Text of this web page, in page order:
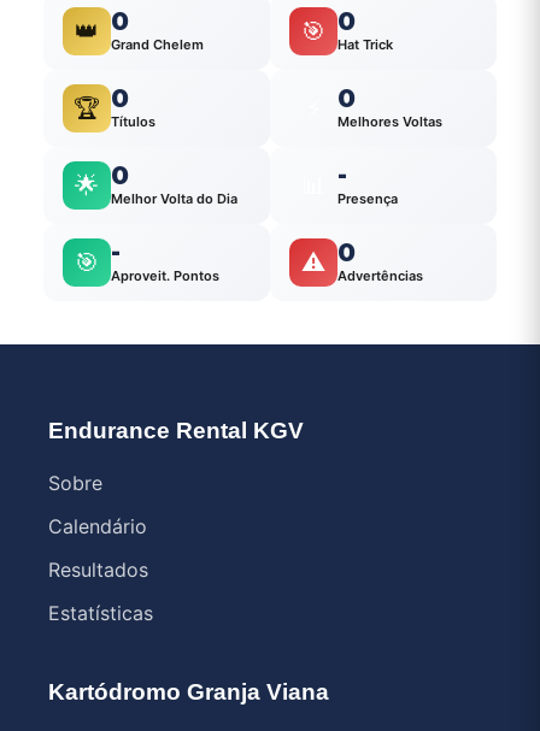
👑 0
Grand Chelem 🎯 0
Hat Trick
🏆 0
Títulos
0
Melhores Voltas
🌟 0
Melhor Volta do Dia
-
Presença
🎯 -
Aproveit. Pontos ⚠️ 0
Advertências
Endurance Rental KGV
Sobre
Calendário
Resultados
Estatísticas
Kartódromo Granja Viana